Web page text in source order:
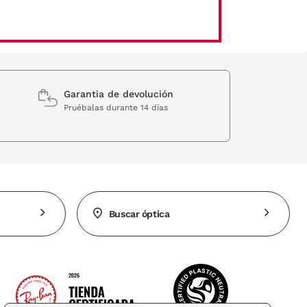
Garantia de devolución
Pruébalas durante 14 días
Buscar óptica